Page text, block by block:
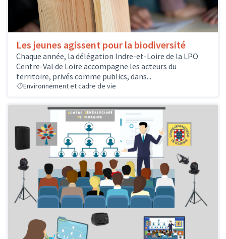
Les jeunes agissent pour la biodiversité
Chaque année, la délégation Indre-et-Loire de la LPO
Centre-Val de Loire accompagne les acteurs du
territoire, privés comme publics, dans...
Environnement et cadre de vie